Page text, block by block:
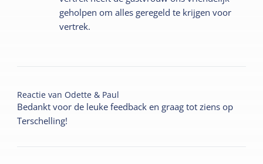
geholpen om alles geregeld te krijgen voor
vertrek.
Reactie van Odette & Paul
Bedankt voor de leuke feedback en graag tot ziens op
Terschelling!